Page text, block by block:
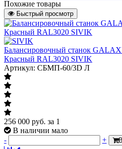
Похожие товары
Быстрый просмотр
Балансировочный станок
Красный RAL3020 SIVIK
Артикул: СБМП-60/3D Л
256 000 руб. за 1
В наличии мало
-
+